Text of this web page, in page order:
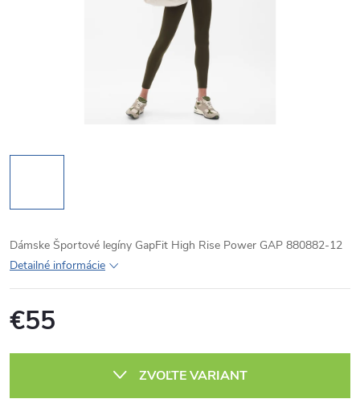
Dámske Športové legíny GapFit High Rise Power GAP 880882-12
Detailné informácie
€55
ZVOĽTE VARIANT